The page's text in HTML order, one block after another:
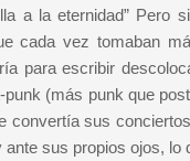
a la eternidad”
cada vez tomaban
para escribir
(más punk que
convertía sus
sus propios ojos,